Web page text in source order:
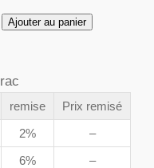
p
r
Ajouter au panier
remise
Prix remisé
2%
–
6%
–